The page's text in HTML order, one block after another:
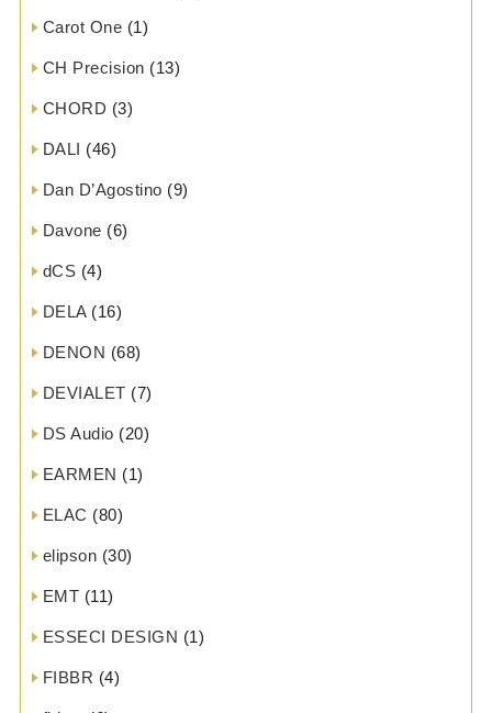
Carot One (1)
CH Precision (13)
CHORD (3)
DALI (46)
Dan D’Agostino (9)
Davone (6)
dCS (4)
DELA(16)
DENON (68)
DEVIALET (7)
DS Audio (20)
EARMEN (1)
ELAC (80)
elipson (30)
EMT (11)
ESSECI DESIGN (1)
FIBBR (4)